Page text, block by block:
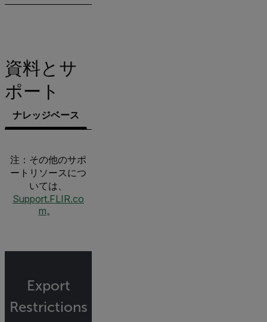
資料とサ
ポート
ナレッジベース
注：その他のサポ
ートリソースにつ
いては、
Support.FLIR.co
m。
Export
Restrictions